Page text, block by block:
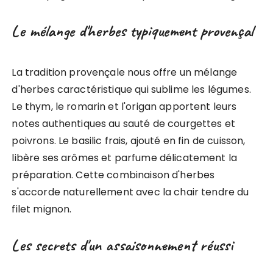
Le mélange d'herbes typiquement provençal
La tradition provençale nous offre un mélange
d'herbes caractéristique qui sublime les légumes.
Le thym, le romarin et l'origan apportent leurs
notes authentiques au sauté de courgettes et
poivrons. Le basilic frais, ajouté en fin de cuisson,
libère ses arômes et parfume délicatement la
préparation. Cette combinaison d'herbes
s'accorde naturellement avec la chair tendre du
filet mignon.
Les secrets d'un assaisonnement réussi